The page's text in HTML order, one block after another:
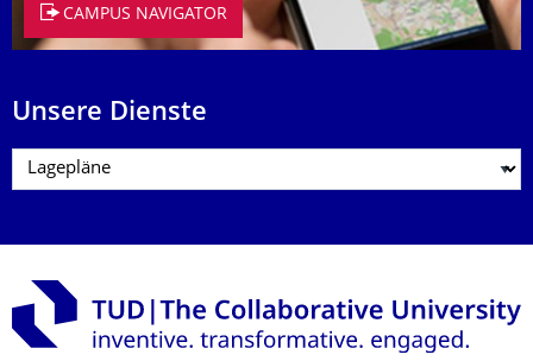
CAMPUS NAVIGATOR
Unsere Dienste